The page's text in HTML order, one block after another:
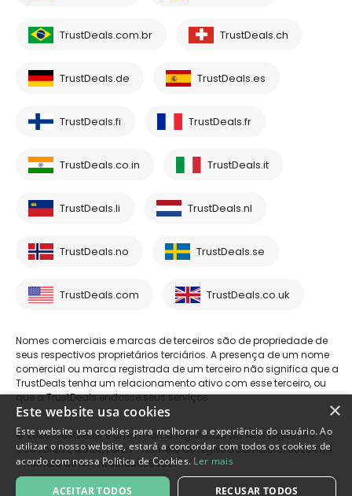
TrustDeals.com.br TrustDeals.ch
TrustDeals.de TrustDeals.es
TrustDeals.fi TrustDeals.fr
TrustDeals.co.in TrustDeals.it
TrustDeals.li TrustDeals.nl
TrustDeals.no TrustDeals.se
TrustDeals.com TrustDeals.co.uk
Nomes comerciais e marcas de terceiros são de propriedade de
seus respectivos proprietários terciários. A presença de um nome
comercial ou marca registrada de um terceiro não significa que a
TrustDeals tenha um relacionamento ativo com esse terceiro, ou
que a TrustDeals endosse seus serviços.
© 2026 TrustDeals é uma marca registrada da AMS Digital B.V. -
Oud Laren 1, 1251BL, Laren - número de registro comercial 80264174
- número de IVA: NL861609360B01
×
Este website usa cookies
Este website usa cookies para melhorar a experiência do usuário. Ao
utilizar o nosso website, estará a concordar com todos os cookies de
acordo com nossa Política de Cookies. Ler mais
ACEITAR TODOS RECUSAR TODOS